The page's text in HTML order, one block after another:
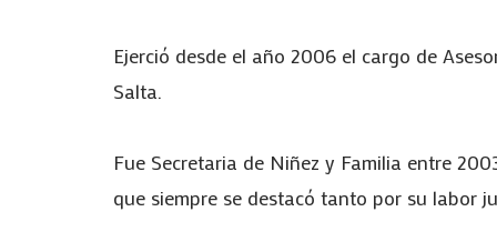
Ejerció desde el año 2006 el cargo de
Salta.
Fue Secretaria de Niñez y Familia entre
que siempre se destacó tanto por su labor